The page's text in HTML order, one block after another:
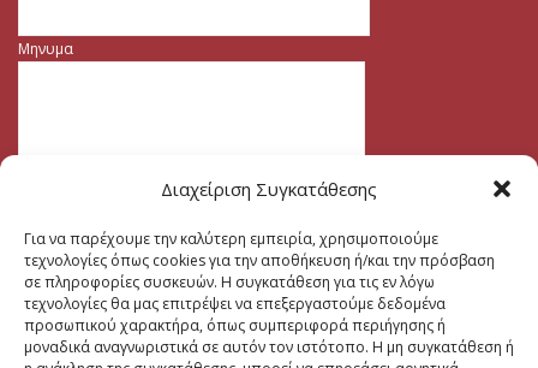
Διαχείριση Συγκατάθεσης
Για να παρέχουμε την καλύτερη εμπειρία, χρησιμοποιούμε
τεχνολογίες όπως cookies για την αποθήκευση ή/και την πρόσβαση
σε πληροφορίες συσκευών. Η συγκατάθεση για τις εν λόγω
τεχνολογίες θα μας επιτρέψει να επεξεργαστούμε δεδομένα
προσωπικού χαρακτήρα, όπως συμπεριφορά περιήγησης ή
μοναδικά αναγνωριστικά σε αυτόν τον ιστότοπο. Η μη συγκατάθεση ή
Μηνυμα